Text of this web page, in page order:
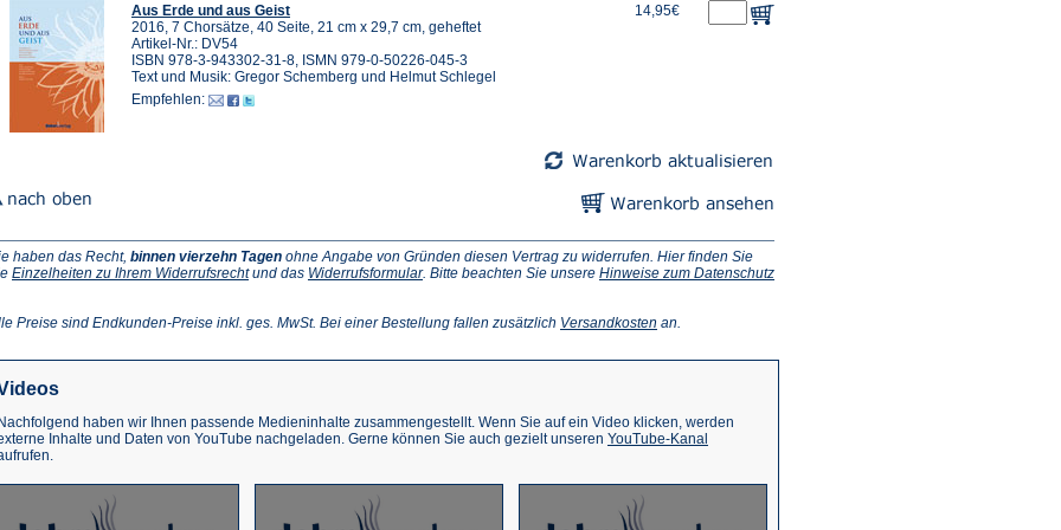
Aus Erde und aus Geist
2016, 7 Chorsätze, 40 Seite, 21 cm x 29,7 cm, geheftet
Artikel-Nr.: DV54
ISBN 978-3-943302-31-8, ISMN 979-0-50226-045-3
Text und Musik: Gregor Schemberg und Helmut Schlegel
Empfehlen:
14,95€
haben das Recht, binnen vierzehn Tagen ohne Angabe von Gründen diesen Vertrag zu widerrufen. Hier finden Sie
Einzelheiten zu Ihrem Widerrufsrecht(Öffnet
neuen
und das Widerrufsformular(Öffnet
neuen
. Bitte beachten Sie unsere Hinweise zum Datenschutz
Preise sind Endkunden-Preise inkl. ges. MwSt. Bei einer Bestellung fallen zusätzlich Versandkosten (Öffnet
an.
Nachfolgend haben wir Ihnen passende Medieninhalte zusammengestellt. Wenn Sie auf ein Video klicken, werden
Inhalte und Daten von YouTube nachgeladen. Gerne können Sie auch gezielt unseren YouTube-Kanal
neuen